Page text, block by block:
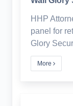
HHP
panel for
Glory
More